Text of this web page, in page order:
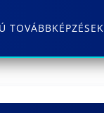
TOVÁBBKÉPZÉSEK